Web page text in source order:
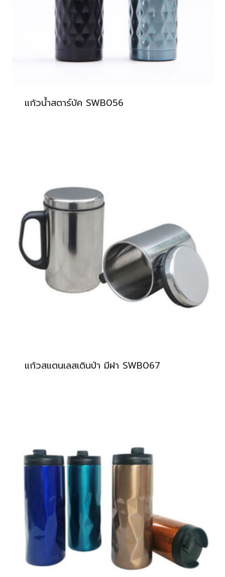
แก้วน้ำสตาร์บัค SWB056
แก้วสแตนเลสเดินป่า มีฝา SWB067